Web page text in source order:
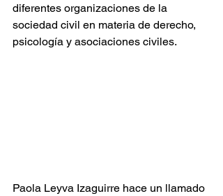
diferentes organizaciones de la
sociedad civil en materia de derecho,
psicología y asociaciones civiles.
Paola Leyva Izaguirre hace un llamado